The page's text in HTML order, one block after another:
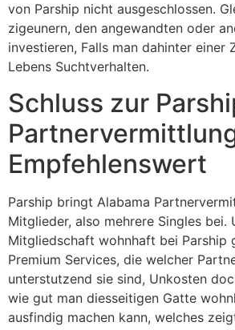
von Parship nicht ausgeschlossen.
zigeunern, den angewandten oder
investieren, Falls man dahinter einer
Lebens Suchtverhalten.
Schluss zur
Empfehlenswert
Parship bringt Alabama
Mitglieder, also mehrere Singles bei.
Mitgliedschaft wohnhaft bei Parship
Premium Services, die welcher
unterstutzend sie sind, Unkosten
wie gut man diesseitigen Gatte
ausfindig machen kann, welches